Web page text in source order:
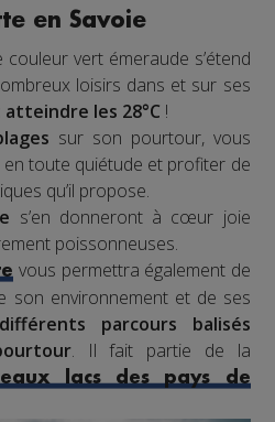
en Savoie
vert émeraude s’étend
loisirs dans et sur ses
les 28°C !
sur son pourtour, vous
toute quiétude et profiter de
qu’il propose.
s’en donneront à cœur joie
poissonneuses.
vous permettra également de
son environnement et de ses
différents parcours balisés
. Il fait partie de la
lacs des pays de